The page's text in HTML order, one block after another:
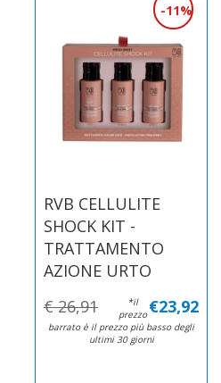
RVB CELLULITE
SHOCK KIT -
TRATTAMENTO
AZIONE URTO
11%
€ 26,91 €23,92
*il
prezzo
barrato è il prezzo più basso degli
ultimi 30 giorni